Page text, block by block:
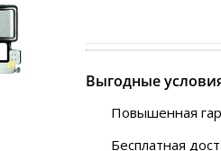
Выгодные
Повышенная
Бесплатная